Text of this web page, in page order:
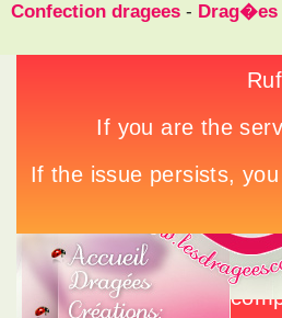
Confection dragees - Drag�es